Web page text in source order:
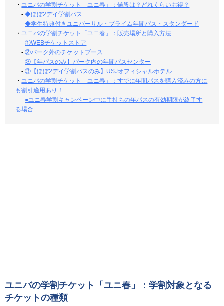
・ユニバの学割チケット「ユニ春」：値段は？どれくらいお得？
-◆ほぼ2デイ学割パス
-◆学生特典付きユニバーサル・プライム年間パス・スタンダード
・ユニバの学割チケット「ユニ春」：販売場所と購入方法
-①WEBチケットストア
-②パーク外のチケットブース
-③【年パスのみ】パーク内の年間パスセンター
-③【ほぼ2デイ学割パスのみ】USJオフィシャルホテル
・ユニバの学割チケット「ユニ春」：すでに年間パスを購入済みの方に
も割引適用あり！
- ●ユニ春学割キャンペーン中に手持ちの年パスの有効期限が終了す
る場合
ユニバの学割チケット「ユニ春」：学割対象となる
チケットの種類